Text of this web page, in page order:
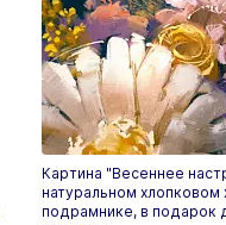
Картина "Весеннее
натуральном хлопковом
подрамнике, в подарок